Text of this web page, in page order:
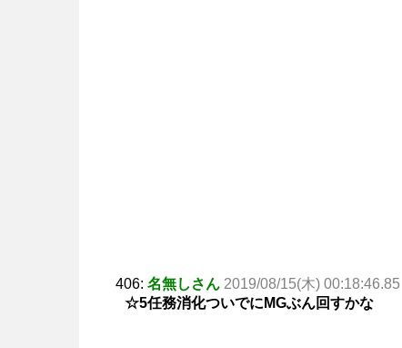
406: 名無しさん 2019/08/15(木) 00:18:46.85
☆5任務消化ついでにMGぶん回すかな